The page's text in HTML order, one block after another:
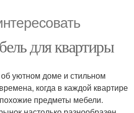
для квартиры
уютном доме и стильном
когда в каждой квартире
предметы мебели.